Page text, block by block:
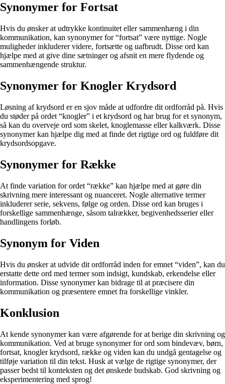
Synonymer for Fortsat
Hvis du ønsker at udtrykke kontinuitet eller sammenhæng i din
kommunikation, kan synonymer for “fortsat” være nyttige. Nogle
muligheder inkluderer videre, fortsætte og uafbrudt. Disse ord kan
hjælpe med at give dine sætninger og afsnit en mere flydende og
sammenhængende struktur.
Synonymer for Knogler Krydsord
Løsning af krydsord er en sjov måde at udfordre dit ordforråd på. Hvis
du støder på ordet “knogler” i et krydsord og har brug for et synonym,
så kan du overveje ord som skelet, knoglemasse eller kalkværk. Disse
synonymer kan hjælpe dig med at finde det rigtige ord og fuldføre dit
krydsordsopgave.
Synonymer for Række
At finde variation for ordet “række” kan hjælpe med at gøre din
skrivning mere interessant og nuanceret. Nogle alternative termer
inkluderer serie, sekvens, følge og orden. Disse ord kan bruges i
forskellige sammenhænge, såsom talrækker, begivenhedsserier eller
handlingens forløb.
Synonym for Viden
Hvis du ønsker at udvide dit ordforråd inden for emnet “viden”, kan du
erstatte dette ord med termer som indsigt, kundskab, erkendelse eller
information. Disse synonymer kan bidrage til at præcisere din
kommunikation og præsentere emnet fra forskellige vinkler.
Konklusion
At kende synonymer kan være afgørende for at berige din skrivning og
kommunikation. Ved at bruge synonymer for ord som bindevæv, børn,
fortsat, knogler krydsord, række og viden kan du undgå gentagelse og
tilføje variation til din tekst. Husk at vælge de rigtige synonymer, der
passer bedst til konteksten og det ønskede budskab. God skrivning og
eksperimentering med sprog!